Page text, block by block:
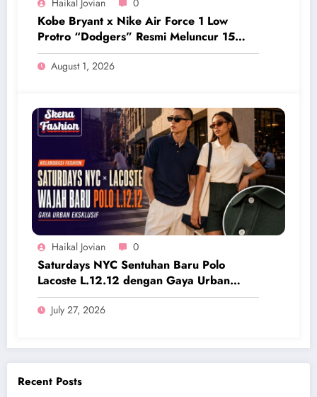
Kobe Bryant x Nike Air Force 1 Low
Protro “Dodgers” Resmi Meluncur 15
Agustus 2026
August 1, 2026
Haikal Jovian 0
Saturdays NYC Sentuhan Baru Polo
Lacoste L.12.12 dengan Gaya Urban
Eksklusif
July 27, 2026
Recent Posts